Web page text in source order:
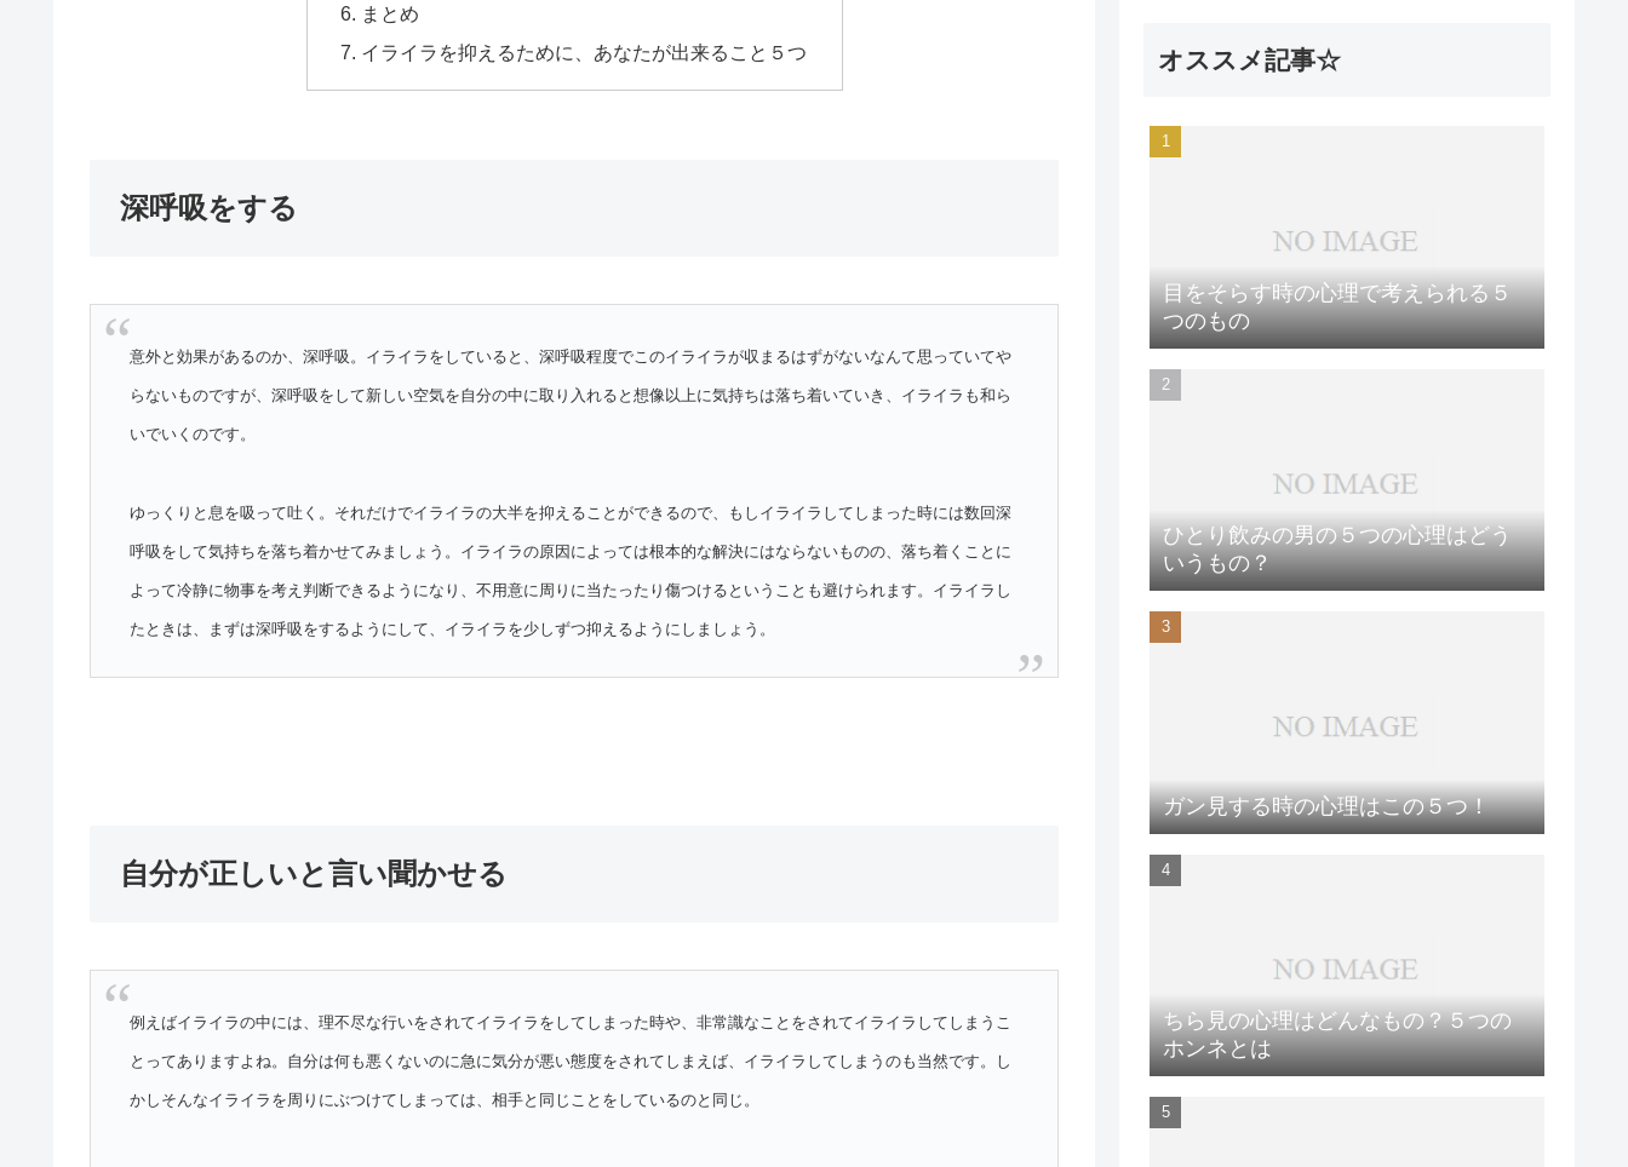
まとめ
イライラを抑えるために、あなたが出来ること５つ
深呼吸をする
意外と効果があるのか、深呼吸。イライラをしていると、深呼吸程度でこのイライラが収まるはずがないなんて思っていてや
らないものですが、深呼吸をして新しい空気を自分の中に取り入れると想像以上に気持ちは落ち着いていき、イライラも和ら
いでいくのです。
ゆっくりと息を吸って吐く。それだけでイライラの大半を抑えることができるので、もしイライラしてしまった時には数回深
呼吸をして気持ちを落ち着かせてみましょう。イライラの原因によっては根本的な解決にはならないものの、落ち着くことに
よって冷静に物事を考え判断できるようになり、不用意に周りに当たったり傷つけるということも避けられます。イライラし
たときは、まずは深呼吸をするようにして、イライラを少しずつ抑えるようにしましょう。
自分が正しいと言い聞かせる
例えばイライラの中には、理不尽な行いをされてイライラをしてしまった時や、非常識なことをされてイライラしてしまうこ
とってありますよね。自分は何も悪くないのに急に気分が悪い態度をされてしまえば、イライラしてしまうのも当然です。し
かしそんなイライラを周りにぶつけてしまっては、相手と同じことをしているのと同じ。
オススメ記事☆
目をそらす時の心理で考えられる５
つのもの
ひとり飲みの男の５つの心理はどう
いうもの？
ガン見する時の心理はこの５つ！
ちら見の心理はどんなもの？５つの
ホンネとは